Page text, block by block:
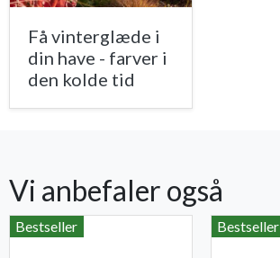
Få vinterglæde i
din have - farver i
den kolde tid
Vi anbefaler også
Bestseller Bestseller